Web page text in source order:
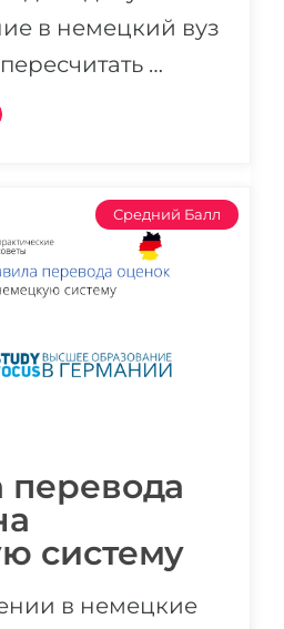
в немецкий вуз
…
Средний Балл
перевода
систему
в немецкие